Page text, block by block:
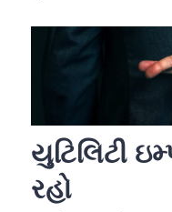
યુટિલિટી
રહો